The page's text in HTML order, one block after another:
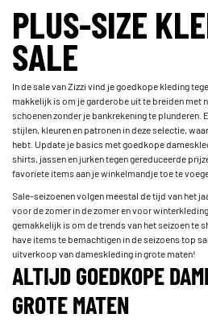
PLUS-SIZE
SALE
In de sale van Zizzi vind je goedkope kleding
makkelijk is om je garderobe uit te breiden met
schoenen zonder je bankrekening te
stijlen, kleuren en patronen in deze selectie,
hebt. Update je basics met goedkope
shirts, jassen en jurken tegen gereduceerde
favoriete items aan je winkelmandje toe te
Sale-seizoenen volgen meestal de tijd van het
voor de zomer in de zomer en voor
gemakkelijk is om de trends van het seizoen te
have items te bemachtigen in de seizoens top
uitverkoop van dameskleding in grote maten!
ALTIJD GOEDKOPE
GROTE MATEN